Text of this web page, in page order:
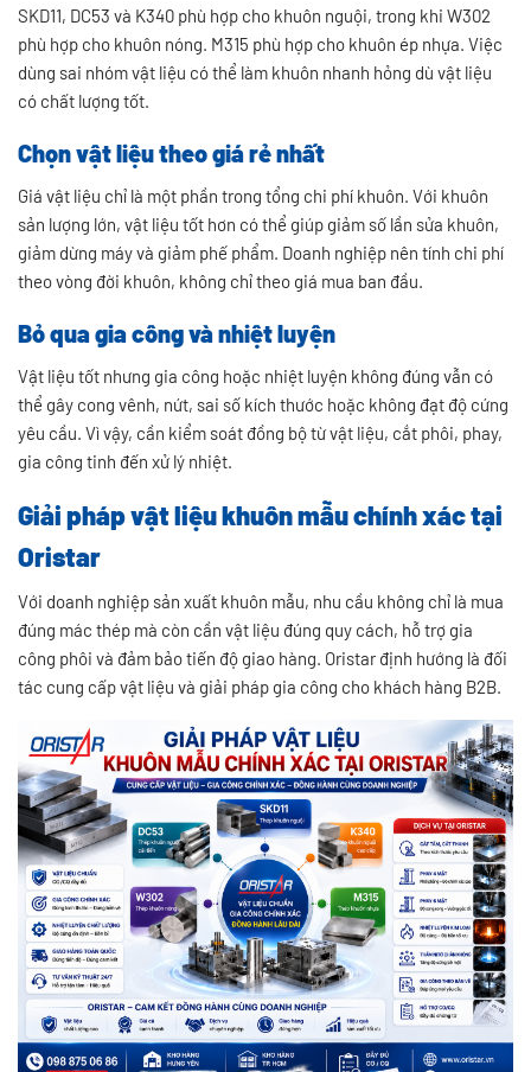
SKD11, DC53 và K340 phù hợp cho khuôn nguội, trong khi W302
phù hợp cho khuôn nóng. M315 phù hợp cho khuôn ép nhựa. Việc
dùng sai nhóm vật liệu có thể làm khuôn nhanh hỏng dù vật liệu
có chất lượng tốt.
Chọn vật liệu theo giá rẻ nhất
Giá vật liệu chỉ là một phần trong tổng chi phí khuôn. Với khuôn
sản lượng lớn, vật liệu tốt hơn có thể giúp giảm số lần sửa khuôn,
giảm dừng máy và giảm phế phẩm. Doanh nghiệp nên tính chi phí
theo vòng đời khuôn, không chỉ theo giá mua ban đầu.
Bỏ qua gia công và nhiệt luyện
Vật liệu tốt nhưng gia công hoặc nhiệt luyện không đúng vẫn có
thể gây cong vênh, nứt, sai số kích thước hoặc không đạt độ cứng
yêu cầu. Vì vậy, cần kiểm soát đồng bộ từ vật liệu, cắt phôi, phay,
gia công tinh đến xử lý nhiệt.
Giải pháp vật liệu khuôn mẫu chính xác tại
Oristar
Với doanh nghiệp sản xuất khuôn mẫu, nhu cầu không chỉ là mua
đúng mác thép mà còn cần vật liệu đúng quy cách, hỗ trợ gia
công phôi và đảm bảo tiến độ giao hàng. Oristar định hướng là đối
tác cung cấp vật liệu và giải pháp gia công cho khách hàng B2B.